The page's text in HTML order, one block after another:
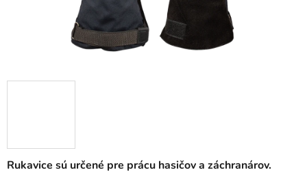
Rukavice sú určené pre prácu hasičov a záchranárov.